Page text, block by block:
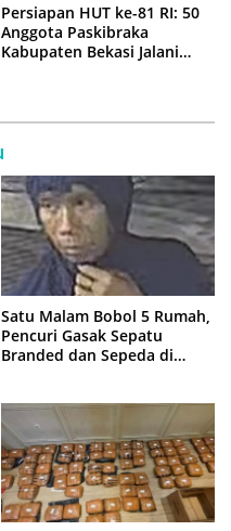
Persiapan HUT ke-81 RI: 50
Anggota Paskibraka
Kabupaten Bekasi Jalani
Satu Malam Bobol 5 Rumah,
Pencuri Gasak Sepatu
Branded dan Sepeda di